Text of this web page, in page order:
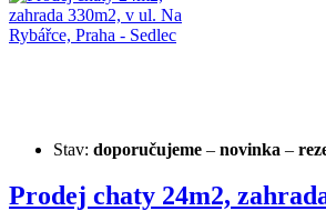
Stav: doporučujeme – novinka –
Prodej chaty 24m2,